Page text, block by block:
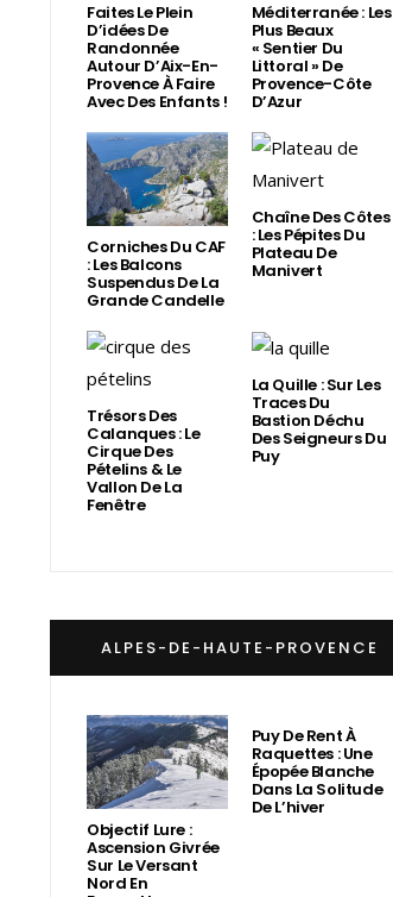
Faites Le Plein
D’idées De
Randonnée
Autour D’Aix-En-
Provence À Faire
Avec Des Enfants !
Méditerranée : Les
Plus Beaux
« Sentier Du
Littoral » De
Provence-Côte
D’Azur
Corniches Du CAF
: Les Balcons
Suspendus De La
Grande Candelle
Chaîne Des Côtes
: Les Pépites Du
Plateau De
Manivert
Trésors Des
Calanques : Le
Cirque Des
Pételins & Le
Vallon De La
Fenêtre
La Quille : Sur Les
Traces Du
Bastion Déchu
Des Seigneurs Du
Puy
ALPES-DE-HAUTE-PROVENCE
Objectif Lure :
Ascension Givrée
Sur Le Versant
Nord En
Puy De Rent À
Raquettes : Une
Épopée Blanche
Dans La Solitude
De L’hiver